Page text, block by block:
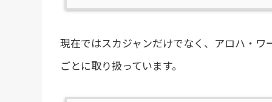
現在ではスカジャンだけでなく、アロハ・
ごとに取り扱っています。